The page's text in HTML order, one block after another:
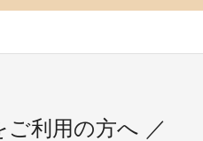
ご利用の方へ ／